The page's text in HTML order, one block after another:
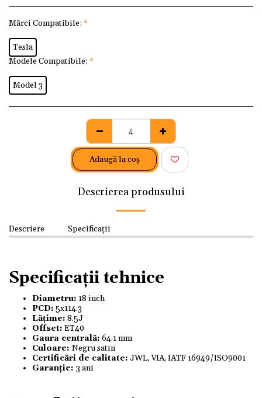
Mărci Compatibile: *
Tesla
Modele Compatibile: *
Model 3
Adaugă la coş
Descrierea produsului
Descriere Specificații
Specificații tehnice
Diametru: 18 inch
PCD: 5x114.3
Lățime: 8.5J
Offset: ET40
Gaura centrală: 64.1 mm
Culoare: Negru satin
Certificări de calitate: JWL, VIA, IATF 16949/ISO9001
Garanție: 3 ani